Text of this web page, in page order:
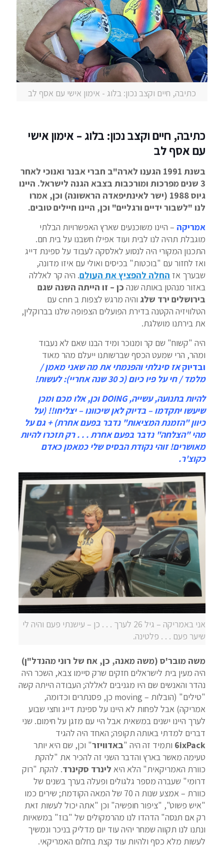
כתיבה, חיים וקצב נכון: בלוג - אימון אישי עם אסף לב
כתיבה, חיים וקצב נכון: בלוג – אימון אישי
עם אסף לב
בשנת 1991 הגענו לארה"ב חברי אבנר ואנוכי לאחר
3 שנים מפרכות ומורכבות בצבא הגנה לישראל. היינו
גיוס 1988 (ישר לאינתיפאדה הראשונה) וכן, אמרו
לנו "לשבור ידיים ורגליים" וכן, היינו חיילים טובים.
אמריקה – היינו משוכנעים שארץ האפשרויות הבלתי
מוגבלת תהיה לנו לבית ועוד אפילו חשבנו על בית חם.
התכנון המקורי היה לנסוע לאלסקה לעבוד על ספינת דייג
ואז לחזור עם "בוכטות" בכיסים ואולי עם איזו מדונה,
שבערך אז החלה להפציץ את העולם. היה קר לאללה
באזור מנהטן באותה שנה כן – זו הייתה השנה שגם
בירושלים ירד שלג
והיה מרגש לצפות ב cnn עם
הטלוויזיה הקטנה בדירת הפועלים הצפופה שלנו בברוקלין,
את בירתנו מושלגת.
היה "קשוח" שם קר ומנוכר ומיד הבנו שאם לא נעבוד
ומהר, הרי שמעט הכסף שברשותנו ייעלם מהר מאוד
ובדיוקאז סיגלתי והפנמתי את מה שאני מאמן /
מלמד / חי על פיו כיום (כ 30 שנה אחריי): לעשות!
להיות בתנועה, עשייה, DOING וכן, אלו מכם ומכן
שיעשו יתקדמו – בדיוק לאןשיכוונו – יצליחו!!(על
כיוון"הזמנת המציאות" נדבר בפעם אחרת) + גם על
מהי "הצלחה" נדבר בפעם אחרת . . . רק תזכרו להיות
מאושרים! זוהי נקודת הבסיס שלי כמאמן כאדם
כקוצ'ר.
אני באמריקה – גיל 26 לערך . . . כן – עישנתי פעם והיה לי
שיער פעם . . . פלטינה.
משה מובר'ס (משה מאנה, כן, אח של רוני מהנדל"ן)
היה מעין בית לישראלים חזקים שרק סיימו צבא, השכר היה
נהדר והאנשים שם היו מגניבים לאללה; העבודה הייתה קשה
"טילים" (הובלות – moving כן, פסנתרים וכדומה,
אמריקה) אבל לפחות לא היינו על ספינת דייג וחצי שבוע
לערך היינו ישנים במשאית אבל היי עם מזגן על חימום. שני
דברים למדתי באותה תקופה; האחד היה להגיד
6ixPack ותמיד זה היה "באדוויזר" וכן, שם היא יותר
טעימה מאשר בארץ והדבר השני זה להכיר את "להקת
כוורת האמריקאית" הלא היא לינרד סקינרד. להקת "רוק
דרומי" שעברה מספר גלגולים ופעלה בערך בשנים של
כוורת – אמצע שנות ה 70 של המאה הקודמת; שירים כמו
"איש פשוט", "ציפור חופשיה" וכן "אתה יכול לעשות זאת
רק אם תנסה" הדהדו לנו מהרמקולים של "בוז" במשאיות
ונתנו לנו תקווה שמחר יהיה עוד יום מדליק בניכר ונמשיך
לעשות מלא כסף ולהיות עוד קצת בחלום האמריקאי.